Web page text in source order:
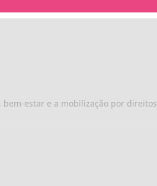
estar e a mobilização por direitos